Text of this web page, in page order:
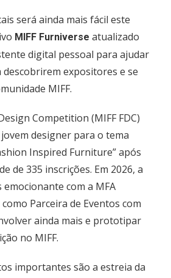
será ainda mais fácil este
MIFF Furniverse atualizado
digital pessoal para ajudar
expositores e se
MIFF.
Competition (MIFF FDC)
designer para o tema
Inspired Furniture” após
de 335 inscrições. Em 2026, a
emocionante com a MFA
Parceira de Eventos com
ainda mais e prototipar
no MIFF.
importantes são a estreia da